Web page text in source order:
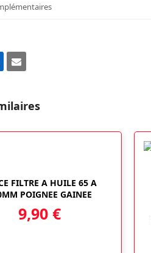
Share
Email
FILTRE A HUILE 65 A
POIGNEE GAINEE
9,90 €